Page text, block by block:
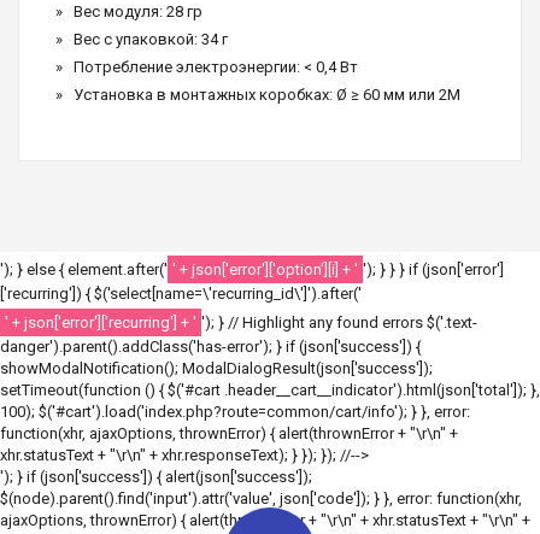
Вес модуля: 28 гр
Вес с упаковкой: 34 г
Потребление электроэнергии: < 0,4 Вт
Установка в монтажных коробках: Ø ≥ 60 мм или 2M
'); } else { element.after(' ' + json['error']['option'][i] + ' '); } } } if (json['error']
['recurring']) { $('select[name=\'recurring_id\']').after('
' + json['error']['recurring'] + ' '); } // Highlight any found errors $('.text-
danger').parent().addClass('has-error'); } if (json['success']) {
showModalNotification(); ModalDialogResult(json['success']);
setTimeout(function () { $('#cart .header__cart__indicator').html(json['total']); },
100); $('#cart').load('index.php?route=common/cart/info'); } }, error:
function(xhr, ajaxOptions, thrownError) { alert(thrownError + "\r\n" +
xhr.statusText + "\r\n" + xhr.responseText); } }); }); //-->
'); } if (json['success']) { alert(json['success']);
$(node).parent().find('input').attr('value', json['code']); } }, error: function(xhr,
ajaxOptions, thrownError) { alert(thrownError + "\r\n" + xhr.statusText + "\r\n" +